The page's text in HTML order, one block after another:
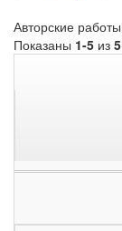
Авторские работы
Показаны 1-5 из 5